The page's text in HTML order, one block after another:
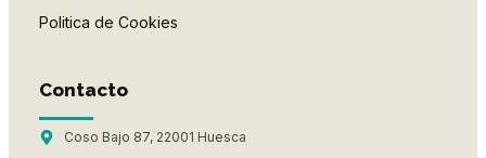
Politica de Cookies
Contacto
Coso Bajo 87, 22001 Huesca